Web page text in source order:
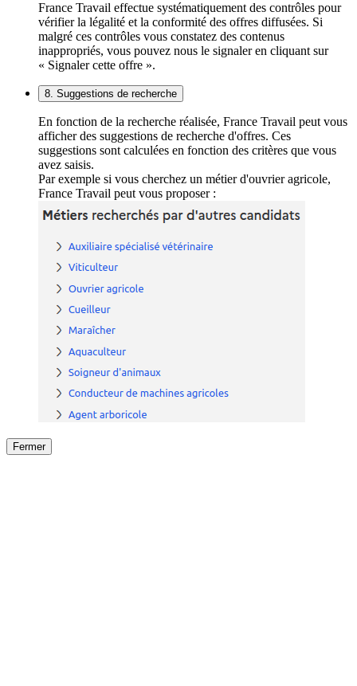
France Travail effectue systématiquement des contrôles pour
vérifier la légalité et la conformité des offres diffusées. Si
malgré ces contrôles vous constatez des contenus
inappropriés, vous pouvez nous le signaler en cliquant sur
« Signaler cette offre ».
8. Suggestions de recherche
En fonction de la recherche réalisée, France Travail peut vous
afficher des suggestions de recherche d'offres. Ces
suggestions sont calculées en fonction des critères que vous
avez saisis.
Par exemple si vous cherchez un métier d'ouvrier agricole,
France Travail peut vous proposer :
Fermer